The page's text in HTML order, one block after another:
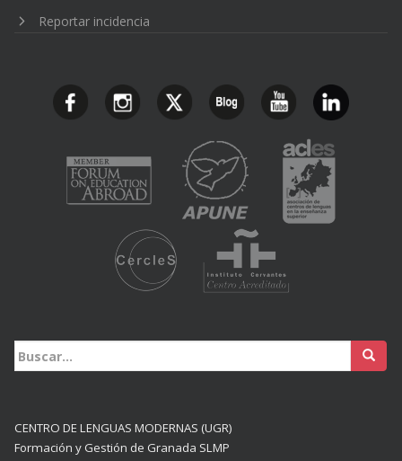
Reportar incidencia
Buscar:
CENTRO DE LENGUAS MODERNAS (UGR)
Formación y Gestión de Granada SLMP